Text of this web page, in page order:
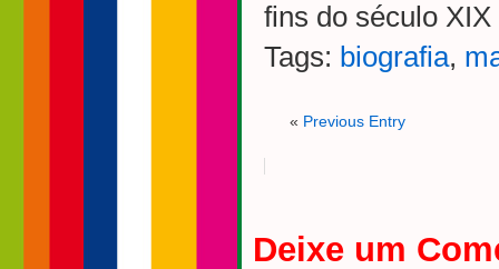
fins do século
Tags: biografia,
« Previous Entry
Deixe um